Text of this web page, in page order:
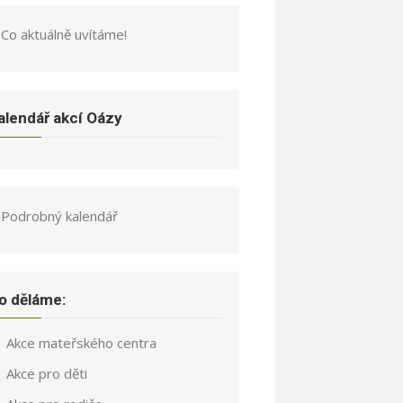
Co aktuálně uvítáme!
akcí Oázy
Podrobný kalendář
děláme:
Akce mateřského centra
Akce pro děti